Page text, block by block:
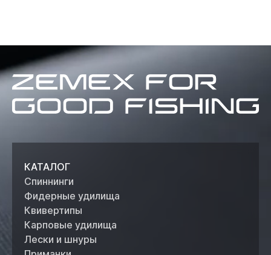
Zemex
for
good
КАТАЛОГ
Спиннинги
Фидерные удилища
Квивертипы
Карповые удилища
Лески и шнуры